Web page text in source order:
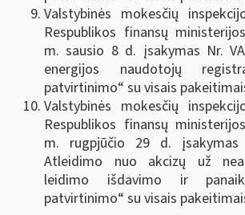
Valstybinės mokesčių
Respublikos finansų
m. sausio 8 d. įsakymas Nr.
energijos naudotojų
patvirtinimo“ su visais
Valstybinės mokesčių
Respublikos finansų
m. rugpjūčio 29 d. įsakymas
Atleidimo nuo akcizų už
leidimo išdavimo ir
patvirtinimo“ su visais